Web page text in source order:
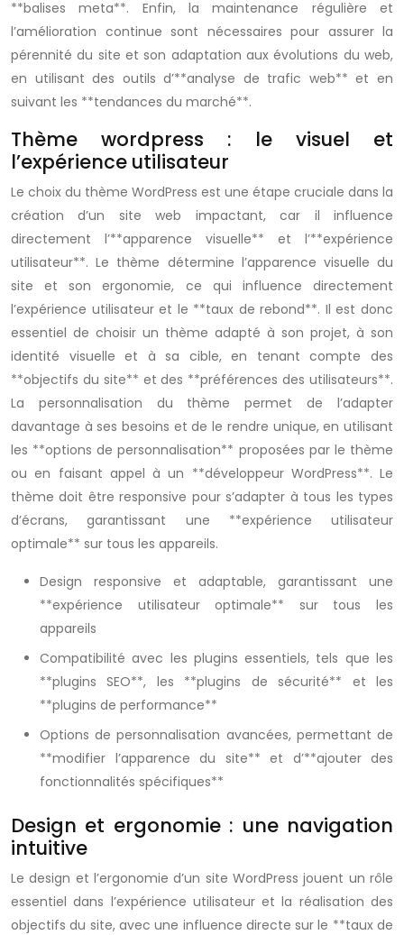
**balises meta**. Enfin, la maintenance régulière et
l’amélioration continue sont nécessaires pour assurer la
pérennité du site et son adaptation aux évolutions du web,
en utilisant des outils d’**analyse de trafic web** et en
suivant les **tendances du marché**.
Thème wordpress : le visuel et
l’expérience utilisateur
Le choix du thème WordPress est une étape cruciale dans la
création d’un site web impactant, car il influence
directement l’**apparence visuelle** et l’**expérience
utilisateur**. Le thème détermine l’apparence visuelle du
site et son ergonomie, ce qui influence directement
l’expérience utilisateur et le **taux de rebond**. Il est donc
essentiel de choisir un thème adapté à son projet, à son
identité visuelle et à sa cible, en tenant compte des
**objectifs du site** et des **préférences des utilisateurs**.
La personnalisation du thème permet de l’adapter
davantage à ses besoins et de le rendre unique, en utilisant
les **options de personnalisation** proposées par le thème
ou en faisant appel à un **développeur WordPress**. Le
thème doit être responsive pour s’adapter à tous les types
d’écrans, garantissant une **expérience utilisateur
optimale** sur tous les appareils.
Design responsive et adaptable, garantissant une
**expérience utilisateur optimale** sur tous les
appareils
Compatibilité avec les plugins essentiels, tels que les
**plugins SEO**, les **plugins de sécurité** et les
**plugins de performance**
Options de personnalisation avancées, permettant de
**modifier l’apparence du site** et d’**ajouter des
fonctionnalités spécifiques**
Design et ergonomie : une navigation
intuitive
Le design et l’ergonomie d’un site WordPress jouent un rôle
essentiel dans l’expérience utilisateur et la réalisation des
objectifs du site, avec une influence directe sur le **taux de